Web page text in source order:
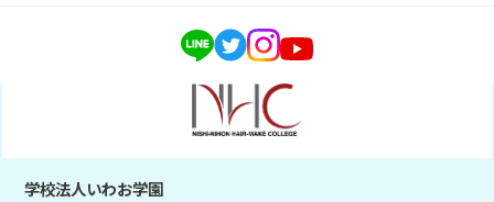
学校法人いわお学園